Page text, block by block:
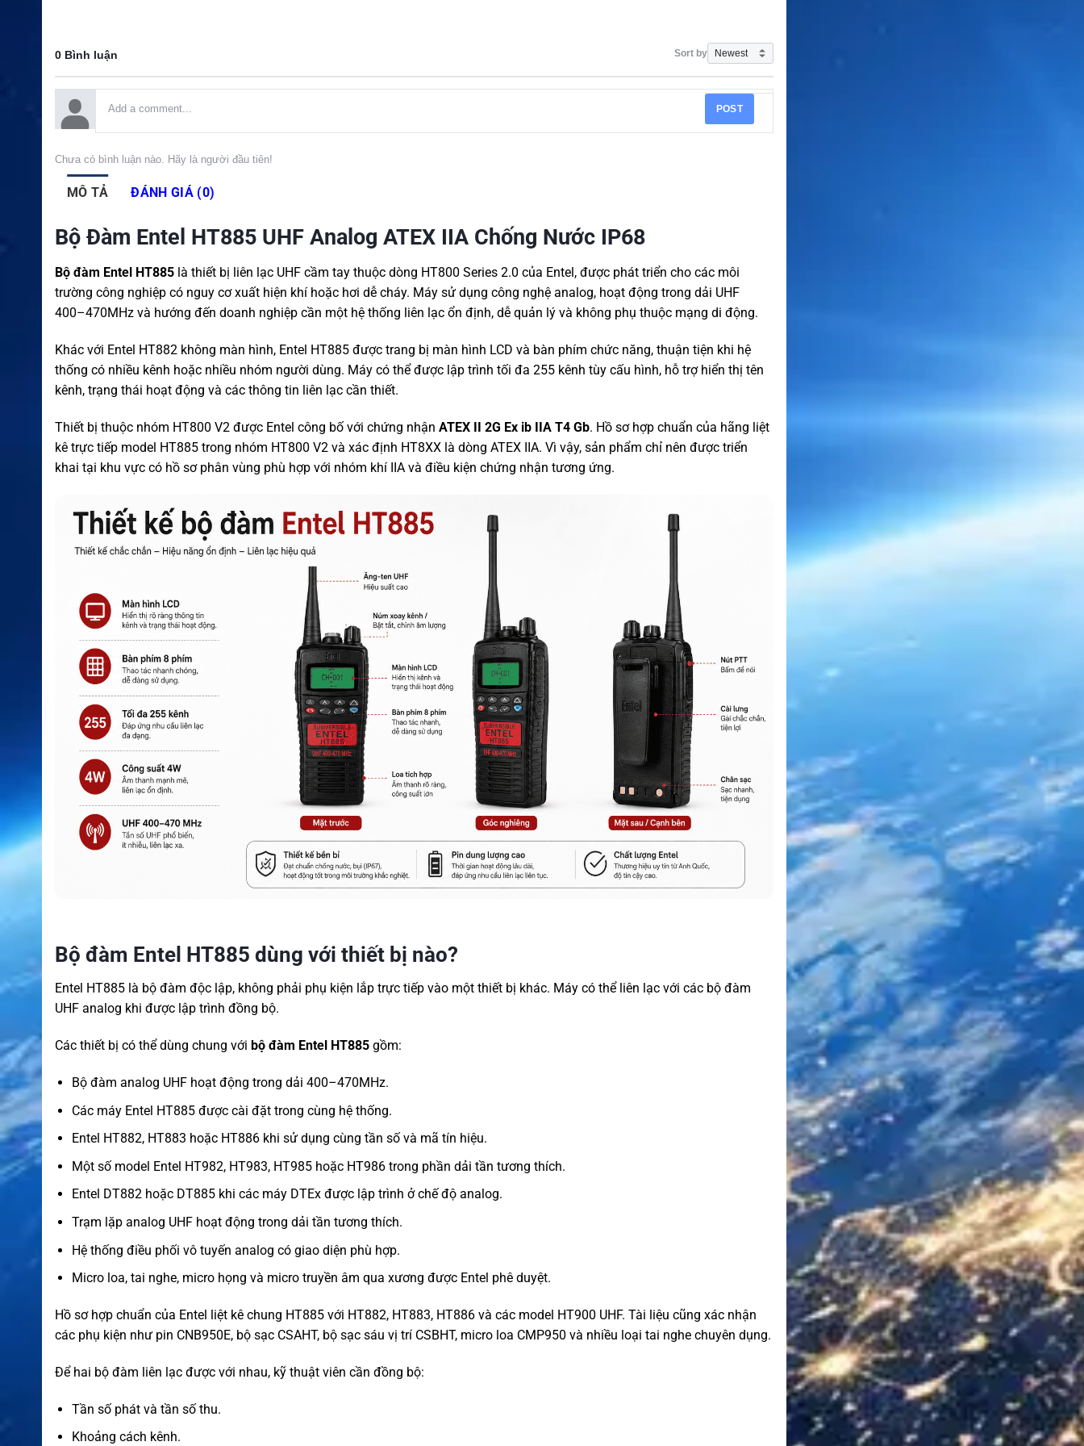
0 Bình luận Sort by
POST
Chưa có bình luận nào. Hãy là người đầu tiên!
MÔ TẢ ĐÁNH GIÁ (0)
Bộ Đàm Entel HT885 UHF Analog ATEX IIA Chống Nước IP68
Bộ đàm Entel HT885 là thiết bị liên lạc UHF cầm tay thuộc dòng HT800 Series 2.0 của Entel, được phát triển cho các môi
trường công nghiệp có nguy cơ xuất hiện khí hoặc hơi dễ cháy. Máy sử dụng công nghệ analog, hoạt động trong dải UHF
400–470MHz và hướng đến doanh nghiệp cần một hệ thống liên lạc ổn định, dễ quản lý và không phụ thuộc mạng di động.
Khác với Entel HT882 không màn hình, Entel HT885 được trang bị màn hình LCD và bàn phím chức năng, thuận tiện khi hệ
thống có nhiều kênh hoặc nhiều nhóm người dùng. Máy có thể được lập trình tối đa 255 kênh tùy cấu hình, hỗ trợ hiển thị tên
kênh, trạng thái hoạt động và các thông tin liên lạc cần thiết.
Thiết bị thuộc nhóm HT800 V2 được Entel công bố với chứng nhận ATEX II 2G Ex ib IIA T4 Gb. Hồ sơ hợp chuẩn của hãng liệt
kê trực tiếp model HT885 trong nhóm HT800 V2 và xác định HT8XX là dòng ATEX IIA. Vì vậy, sản phẩm chỉ nên được triển
khai tại khu vực có hồ sơ phân vùng phù hợp với nhóm khí IIA và điều kiện chứng nhận tương ứng.
Bộ đàm Entel HT885 dùng với thiết bị nào?
Entel HT885 là bộ đàm độc lập, không phải phụ kiện lắp trực tiếp vào một thiết bị khác. Máy có thể liên lạc với các bộ đàm
UHF analog khi được lập trình đồng bộ.
Các thiết bị có thể dùng chung với bộ đàm Entel HT885 gồm:
Bộ đàm analog UHF hoạt động trong dải 400–470MHz.
Các máy Entel HT885 được cài đặt trong cùng hệ thống.
Entel HT882, HT883 hoặc HT886 khi sử dụng cùng tần số và mã tín hiệu.
Một số model Entel HT982, HT983, HT985 hoặc HT986 trong phần dải tần tương thích.
Entel DT882 hoặc DT885 khi các máy DTEx được lập trình ở chế độ analog.
Trạm lặp analog UHF hoạt động trong dải tần tương thích.
Hệ thống điều phối vô tuyến analog có giao diện phù hợp.
Micro loa, tai nghe, micro họng và micro truyền âm qua xương được Entel phê duyệt.
Hồ sơ hợp chuẩn của Entel liệt kê chung HT885 với HT882, HT883, HT886 và các model HT900 UHF. Tài liệu cũng xác nhận
các phụ kiện như pin CNB950E, bộ sạc CSAHT, bộ sạc sáu vị trí CSBHT, micro loa CMP950 và nhiều loại tai nghe chuyên dụng.
Để hai bộ đàm liên lạc được với nhau, kỹ thuật viên cần đồng bộ:
Tần số phát và tần số thu.
Khoảng cách kênh.